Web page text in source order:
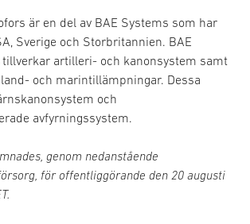
är en del av BAE Systems som har
Sverige och Storbritannien. BAE
tillverkar artilleri- och kanonsystem samt
och marintillämpningar. Dessa
och
avfyrningssystem.
genom nedanstående
för offentliggörande den 20 augusti